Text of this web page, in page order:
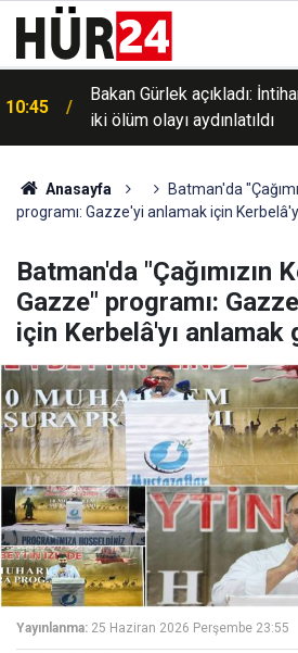
10:45
Bakan Gürlek açıkladı:
iki ölüm olayı aydınlatıldı
Anasayfa
Batman'da
programı: Gazze'yi anlamak için
Batman'da "Çağımızın
Gazze" programı:
için Kerbelâ'yı anlamak
Yayınlanma: 25 Haziran 2026 Perşembe 23:55